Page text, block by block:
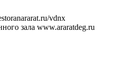
vdnx
зала www.araratdeg.ru